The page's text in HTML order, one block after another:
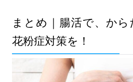
まとめ｜腸活で、か
花粉症対策を！